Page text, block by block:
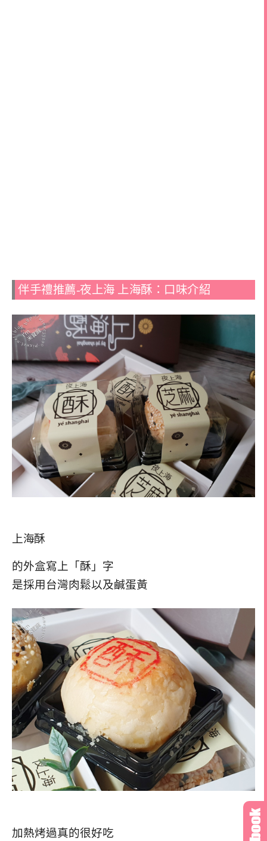
伴手禮推薦-夜上海 上海酥：口味介紹
上海酥
的外盒寫上「酥」字
是採用台灣肉鬆以及鹹蛋黃
加熱烤過真的很好吃